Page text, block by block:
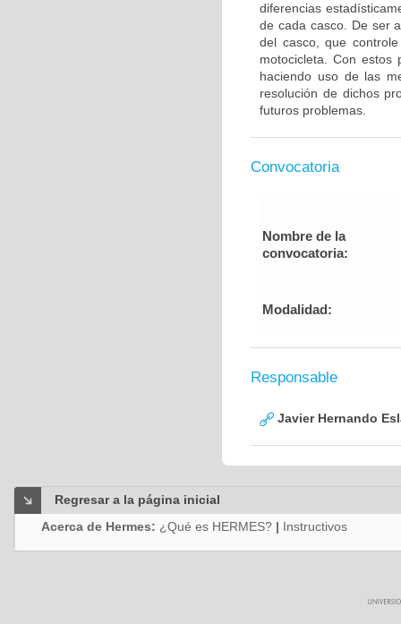
diferencias
de cada casco. De ser
del casco, que
motocicleta. Con
haciendo uso de las
resolución de dichos
futuros problemas.
Convocatoria
Nombre de la
convocatoria:
Modalidad:
Responsable
Javier Hernando
Regresar a la página inicial
Acerca de Hermes: ¿Qué es HERMES? | Instructivos